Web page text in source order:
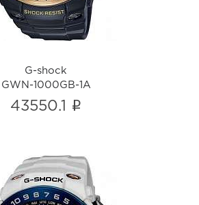
G-shock
GWN-1000GB-1A
43550.1 i